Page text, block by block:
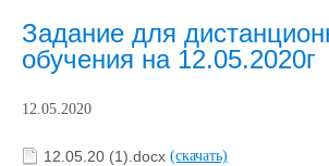
Задание для
обучения на 12.05.2020г
12.05.2020
12.05.20 (1).docx (скачать)